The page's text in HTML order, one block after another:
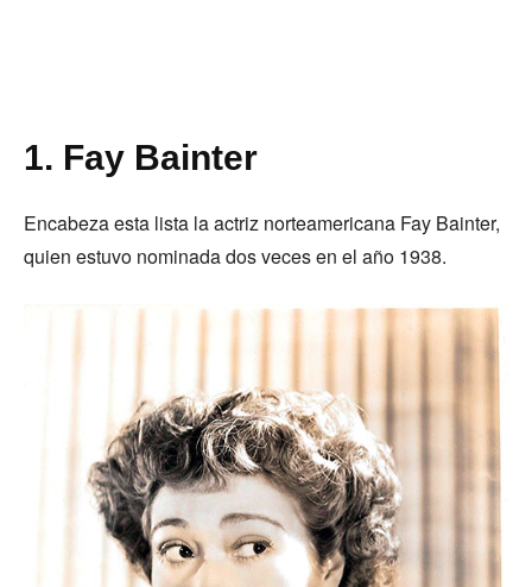
1. Fay Bainter
Encabeza esta lista la actriz norteamericana Fay Bainter,
quien estuvo nominada dos veces en el año 1938.